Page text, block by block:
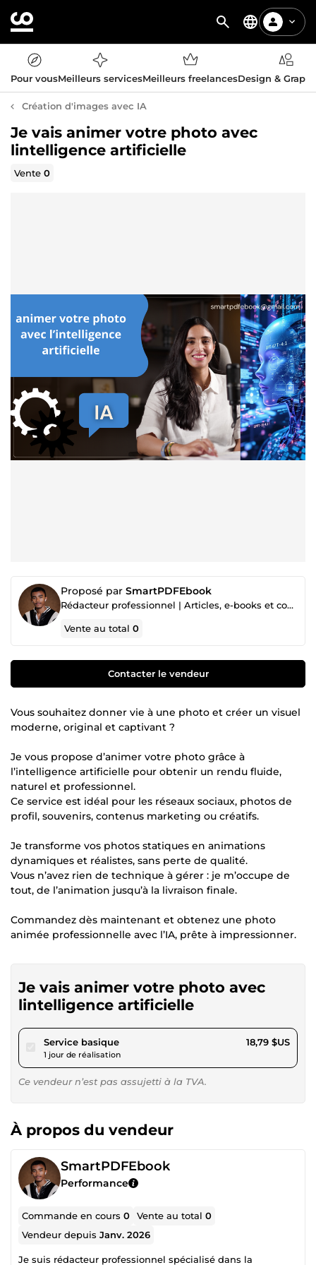
Pour vousMeilleurs servicesMeilleurs freelancesDesign &
Création d'images avec IA
Je vais animer votre photo avec
lintelligence artificielle
Vente0
Proposé par SmartPDFEbook
Rédacteur professionnel | Articles, e-books et contenus web et assistant virtuel
Vente au total0
Contacter le vendeur
Vous souhaitez donner vie à une photo et créer un visuel
moderne, original et captivant ?
Je vous propose d’animer votre photo grâce à
l’intelligence artificielle pour obtenir un rendu fluide,
naturel et professionnel.
Ce service est idéal pour les réseaux sociaux, photos de
profil, souvenirs, contenus marketing ou créatifs.
Je transforme vos photos statiques en animations
dynamiques et réalistes, sans perte de qualité.
Vous n’avez rien de technique à gérer : je m’occupe de
tout, de l’animation jusqu’à la livraison finale.
Commandez dès maintenant et obtenez une photo
animée professionnelle avec l’IA, prête à impressionner.
Je vais animer votre photo avec
lintelligence artificielle
Service basiquepour 17,32 $US
1 jour de réalisation
18,79 $US
Ce vendeur n’est pas assujetti à la TVA.
À propos du vendeur
SmartPDFEbook
Performance
Commande en cours0 Vente au total0
Vendeur depuisJanv. 2026
Je suis rédacteur professionnel spécialisé dans la